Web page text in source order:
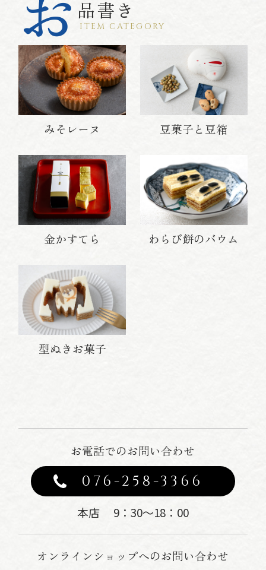
品書き
ITEM CATEGORY
みそレーヌ 豆菓子と豆箱
金かすてら わらび餅のバウム
型ぬきお菓子
お電話でのお問い合わせ
076-258-3366
本店 9：30〜18：00
オンラインショップへのお問い合わせ